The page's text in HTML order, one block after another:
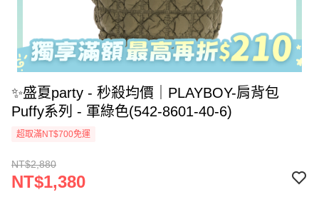
✨盛夏party - 秒殺均價｜PLAYBOY-肩背包
Puffy系列 - 軍綠色(542-8601-40-6)
超取滿NT$700免運
NT$2,880
NT$1,380